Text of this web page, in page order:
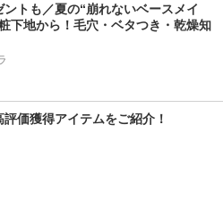
ントも／夏の“崩れないベースメイ
下地から！毛穴・ベタつき・乾燥知
価獲得アイテムをご紹介！